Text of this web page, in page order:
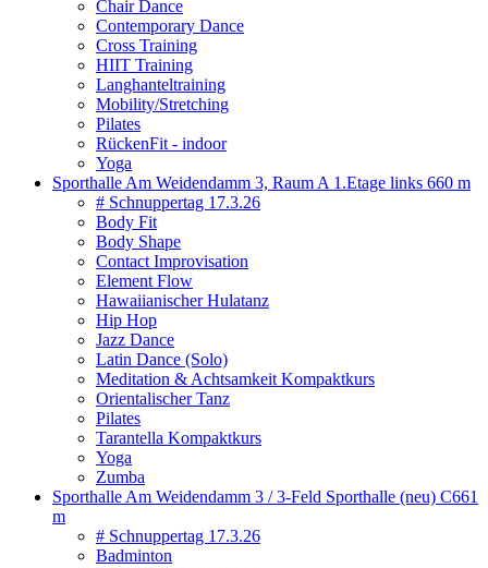
Chair Dance
Contemporary Dance
Cross Training
HIIT Training
Langhanteltraining
Mobility/Stretching
Pilates
RückenFit - indoor
Yoga
Sporthalle Am Weidendamm 3, Raum A 1.Etage links 660 m
# Schnuppertag 17.3.26
Body Fit
Body Shape
Contact Improvisation
Element Flow
Hawaiianischer Hulatanz
Hip Hop
Jazz Dance
Latin Dance (Solo)
Meditation & Achtsamkeit Kompaktkurs
Orientalischer Tanz
Pilates
Tarantella Kompaktkurs
Yoga
Zumba
Sporthalle Am Weidendamm 3 / 3-Feld Sporthalle (neu) C661
m
# Schnuppertag 17.3.26
Badminton